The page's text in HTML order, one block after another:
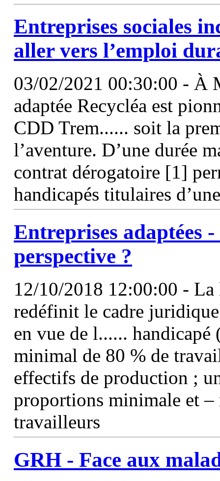
Entreprises sociales
aller vers l’emploi
03/02/2021 00:30:00 - À
adaptée Recycléa est
CDD Trem...... soit la
l’aventure. D’une durée
contrat dérogatoire [1]
handicapés titulaires
Entreprises adaptées
perspective ?
12/10/2018 12:00:00 -
redéfinit le cadre
en vue de l...... handicapé
minimal de 80 % de
effectifs de production ;
proportions minimale et –
travailleurs
GRH - Face aux